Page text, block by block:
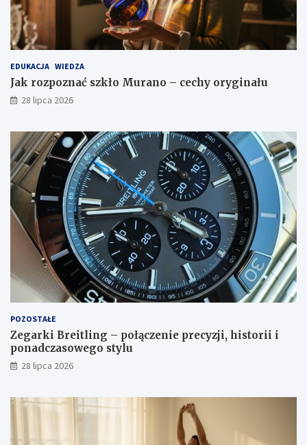
EDUKACJA WIEDZA
Jak rozpoznać szkło Murano – cechy oryginału
28 lipca 2026
POZOSTAŁE
Zegarki Breitling – połączenie precyzji, historii i
ponadczasowego stylu
28 lipca 2026